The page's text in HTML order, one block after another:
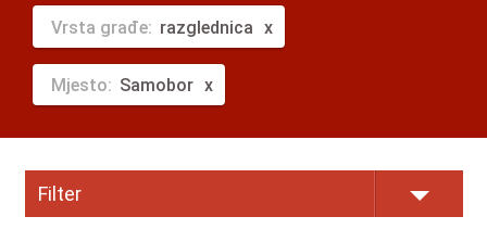
Vrsta građe: razglednica
Mjesto: Samobor
Filter